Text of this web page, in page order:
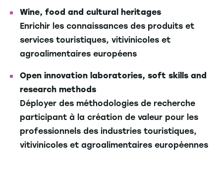
Wine, food and cultural heritages
Enrichir les connaissances des produits et
services touristiques, vitivinicoles et
agroalimentaires européens
Open innovation laboratories, soft skills and
research methods
Déployer des méthodologies de recherche
participant à la création de valeur pour les
professionnels des industries touristiques,
vitivinicoles et agroalimentaires européennes